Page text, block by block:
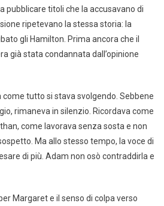
pubblicare titoli che la accusavano di
ripetevano la stessa storia: la
gli Hamilton. Prima ancora che il
già stata condannata dall’opinione
tutto si stava svolgendo. Sebbene
rimaneva in silenzio. Ricordava come
come lavorava senza sosta e non
Ma allo stesso tempo, la voce di
di più. Adam non osò contraddirla e
Margaret e il senso di colpa verso